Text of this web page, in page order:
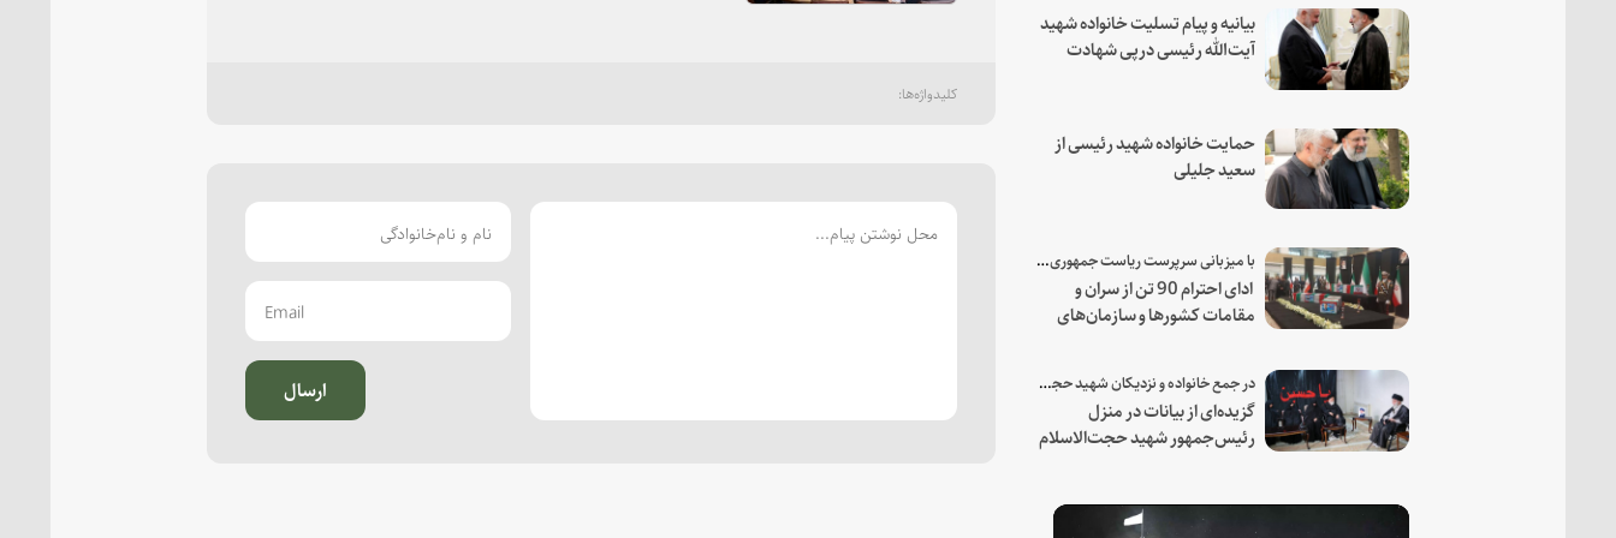
ارسال
بیانیه و پیام تسلیت خانواده شهید
آیت‌الله رئیسی درپی شهادت
حمایت خانواده شهید رئیسی از
سعید جلیلی
با میزبانی سرپرست ریاست جمهوری صورت گرفت؛
ادای احترام 90 تن از سران و
مقامات کشورها و سازمان‌های
در جمع خانواده و نزدیکان شهید حجت‌الاسلام‌والمسلمین رئیسی:
گزیده‌ای از بیانات در منزل
رئیس‌جمهور شهید حجت‌الاسلام